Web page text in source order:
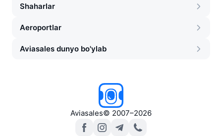
Shaharlar
Aeroportlar
Aviasales dunyo bo'ylab
Aviasales© 2007–2026